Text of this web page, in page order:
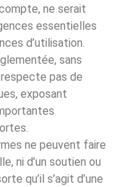
ne serait
essentielles
d’utilisation.
sans
pas de
exposant
ne peuvent faire
ni d’un soutien ou
qu’il s’agit d’une